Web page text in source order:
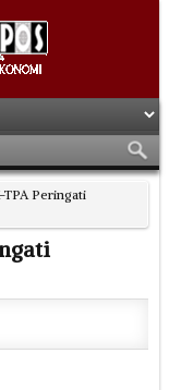
TPA Peringati